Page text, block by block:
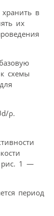
в
их
схемы
ρ.
рис. 1 —
период